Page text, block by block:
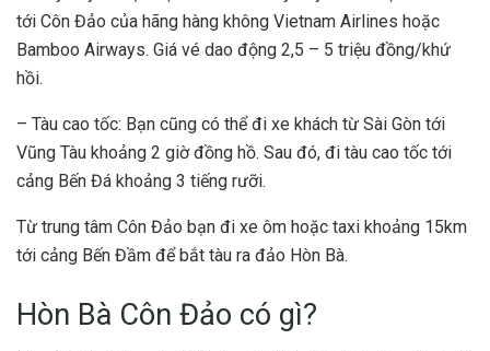
tới Côn Đảo của hãng hàng không Vietnam Airlines hoặc
Bamboo Airways. Giá vé dao động 2,5 – 5 triệu đồng/khứ
hồi.
– Tàu cao tốc: Bạn cũng có thể đi xe khách từ Sài Gòn tới
Vũng Tàu khoảng 2 giờ đồng hồ. Sau đó, đi tàu cao tốc tới
cảng Bến Đá khoảng 3 tiếng rưỡi.
Từ trung tâm Côn Đảo bạn đi xe ôm hoặc taxi khoảng 15km
tới cảng Bến Đầm để bắt tàu ra đảo Hòn Bà.
Hòn Bà Côn Đảo có gì?